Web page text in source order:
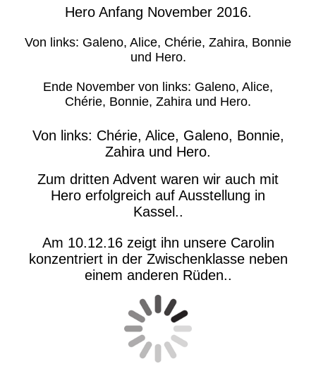
Hero Anfang November 2016.
Von links: Galeno, Alice, Chérie, Zahira, Bonnie
und Hero.
Ende November von links: Galeno, Alice,
Chérie, Bonnie, Zahira und Hero.
Von links: Chérie, Alice, Galeno, Bonnie,
Zahira und Hero.
Zum dritten Advent waren wir auch mit
Hero erfolgreich auf Ausstellung in
Kassel..
Am 10.12.16 zeigt ihn unsere Carolin
konzentriert in der Zwischenklasse neben
einem anderen Rüden..